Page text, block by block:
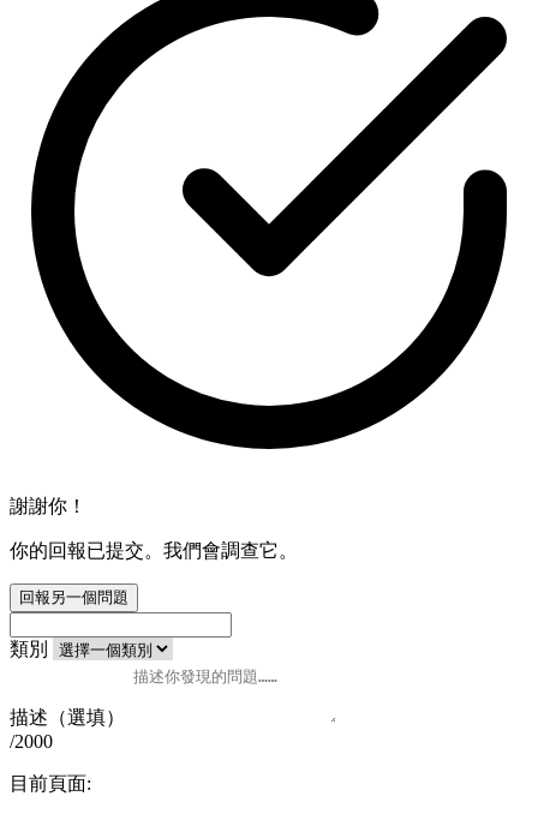
謝謝你！
你的回報已提交。我們會調查它。
回報另一個問題
類別
描述（選填）
/2000
目前頁面: